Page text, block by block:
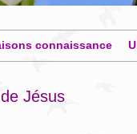
connaissance
Jésus